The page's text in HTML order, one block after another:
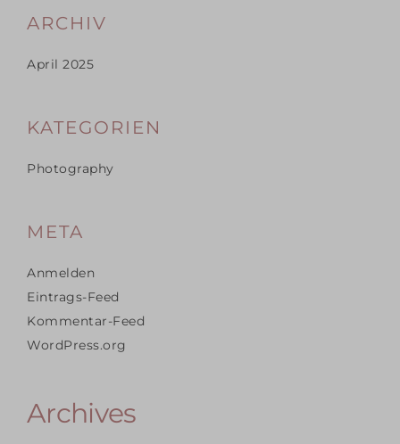
ARCHIV
April 2025
KATEGORIEN
Photography
META
Anmelden
Eintrags-Feed
Kommentar-Feed
WordPress.org
Archives